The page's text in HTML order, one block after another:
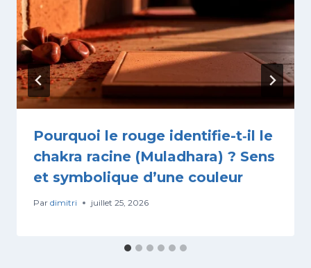
Pourquoi le rouge identifie-t‑il le
chakra racine (Muladhara) ? Sens
et symbolique d’une couleur
Par dimitri juillet 25, 2026